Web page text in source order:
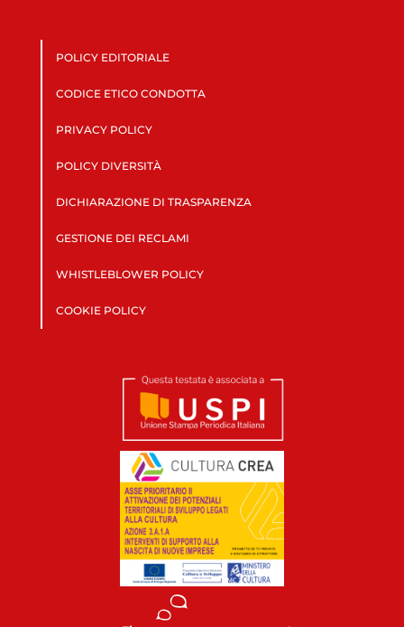
POLICY EDITORIALE
CODICE ETICO CONDOTTA
PRIVACY POLICY
POLICY DIVERSITÀ
DICHIARAZIONE DI TRASPARENZA
GESTIONE DEI RECLAMI
WHISTLEBLOWER POLICY
COOKIE POLICY